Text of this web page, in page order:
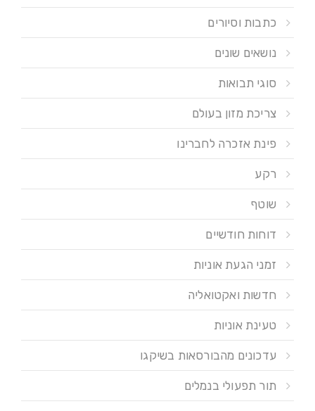
כתבות וסיורים
נושאים שונים
סוגי תבואות
צריכת מזון בעולם
פינת אזכרה לחברינו
רקע
שוטף
דוחות חודשיים
זמני הגעת אוניות
חדשות ואקטואליה
טעינת אוניות
עדכונים מהבורסאות בשיקגו
תור תפעולי בנמלים